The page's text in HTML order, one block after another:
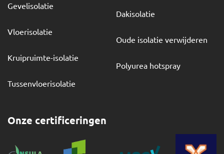
Gevelisolatie
Vloerisolatie
Kruipruimte-isolatie
Tussenvloerisolatie
Dakisolatie
Oude isolatie verwijderen
Polyurea hotspray
Onze certificeringen